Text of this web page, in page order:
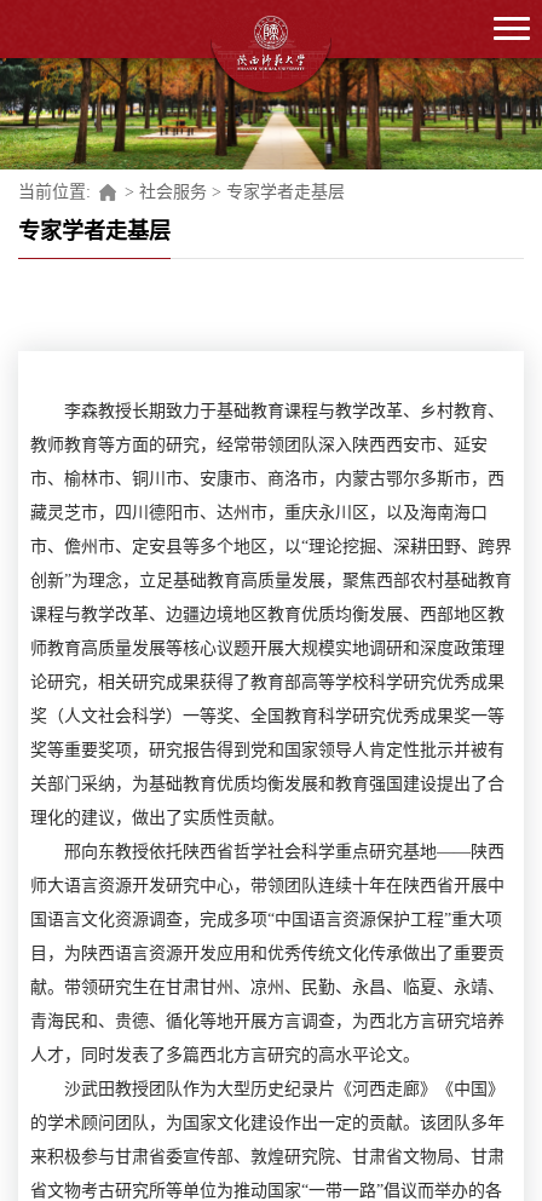
当前位置: > 社会服务 > 专家学者走基层
专家学者走基层
李森教授长期致力于基础教育课程与教学改革、乡村教育、
教师教育等方面的研究，经常带领团队深入陕西西安市、延安
市、榆林市、铜川市、安康市、商洛市，内蒙古鄂尔多斯市，西
藏灵芝市，四川德阳市、达州市，重庆永川区，以及海南海口
市、儋州市、定安县等多个地区，以“理论挖掘、深耕田野、跨界
创新”为理念，立足基础教育高质量发展，聚焦西部农村基础教育
课程与教学改革、边疆边境地区教育优质均衡发展、西部地区教
师教育高质量发展等核心议题开展大规模实地调研和深度政策理
论研究，相关研究成果获得了教育部高等学校科学研究优秀成果
奖（人文社会科学）一等奖、全国教育科学研究优秀成果奖一等
奖等重要奖项，研究报告得到党和国家领导人肯定性批示并被有
关部门采纳，为基础教育优质均衡发展和教育强国建设提出了合
理化的建议，做出了实质性贡献。
邢向东教授依托陕西省哲学社会科学重点研究基地——陕西
师大语言资源开发研究中心，带领团队连续十年在陕西省开展中
国语言文化资源调查，完成多项“中国语言资源保护工程”重大项
目，为陕西语言资源开发应用和优秀传统文化传承做出了重要贡
献。带领研究生在甘肃甘州、凉州、民勤、永昌、临夏、永靖、
青海民和、贵德、循化等地开展方言调查，为西北方言研究培养
人才，同时发表了多篇西北方言研究的高水平论文。
沙武田教授团队作为大型历史纪录片《河西走廊》《中国》
的学术顾问团队，为国家文化建设作出一定的贡献。该团队多年
来积极参与甘肃省委宣传部、敦煌研究院、甘肃省文物局、甘肃
省文物考古研究所等单位为推动国家“一带一路”倡议而举办的各